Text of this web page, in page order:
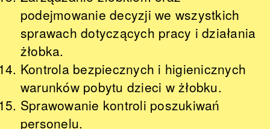
podejmowanie decyzji we wszystkich
sprawach dotyczących pracy i działania
żłobka.
Kontrola bezpiecznych i higienicznych
warunków pobytu dzieci w żłobku.
Sprawowanie kontroli poszukiwań
personelu.